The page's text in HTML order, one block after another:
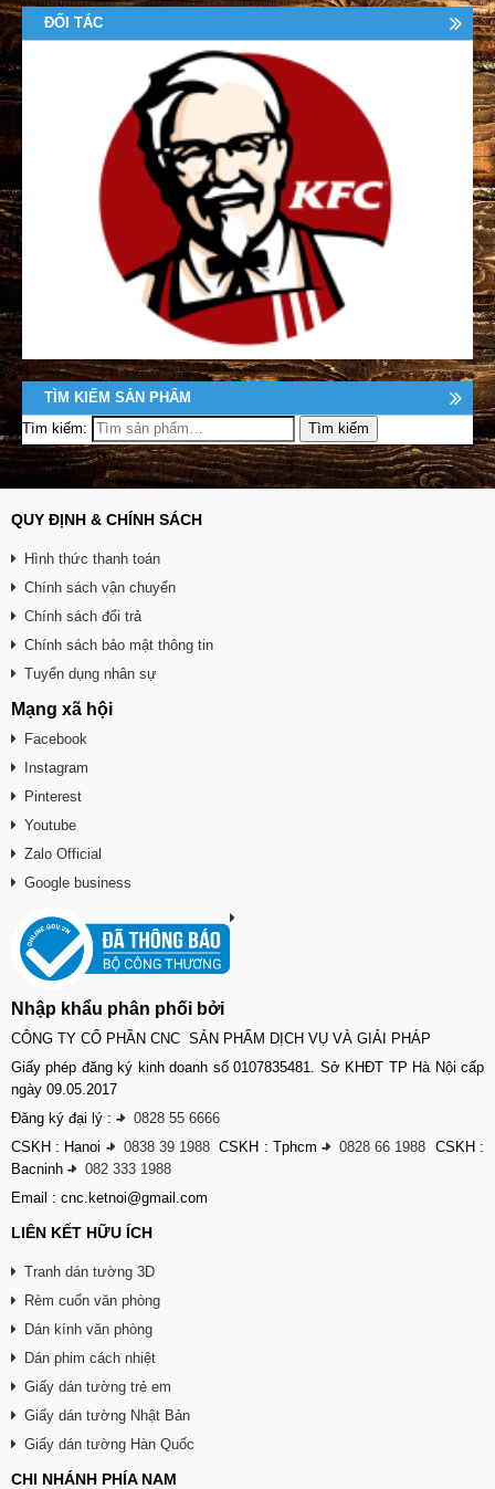
ĐỐI TÁC
TÌM KIẾM SẢN PHẨM
Tìm kiếm:
QUY ĐỊNH & CHÍNH SÁCH
Hình thức thanh toán
Chính sách vận chuyển
Chính sách đổi trả
Chính sách bảo mật thông tin
Tuyển dụng nhân sự
Mạng xã hội
Facebook
Instagram
Pinterest
Youtube
Zalo Official
Google business
Nhập khẩu phân phối bởi
CÔNG TY CỔ PHẦN CNC SẢN PHẨM DỊCH VỤ VÀ GIẢI PHÁP
Giấy phép đăng ký kinh doanh số 0107835481. Sở KHĐT TP Hà Nội cấp
ngày 09.05.2017
Đăng ký đại lý : -
0828 55 6666
CSKH : Hanoi - 0838 39 1988 CSKH : Tphcm- 0828 66 1988 CSKH :
Bacninh -
082 333 1988
Email : cnc.ketnoi@gmail.com
LIÊN KẾT HỮU ÍCH
Tranh dán tường 3D
Rèm cuốn văn phòng
Dán kính văn phòng
Dán phim cách nhiệt
Giấy dán tường trẻ em
Giấy dán tường Nhật Bản
Giấy dán tường Hàn Quốc
CHI NHÁNH PHÍA NAM